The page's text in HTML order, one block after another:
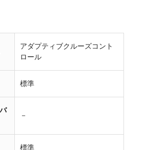
アダプティブクルーズコント
ロール
標準
－
標準